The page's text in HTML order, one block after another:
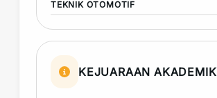
TEKNIK OTOMOTIF
KEJUARAAN AKADEMIK